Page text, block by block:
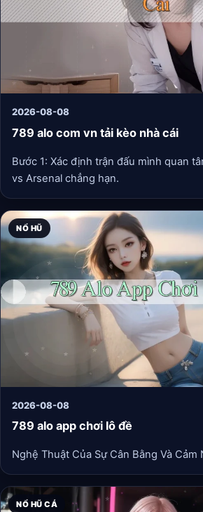
2026-08-08
789 alo com vn tải kèo nhà cái
Bước 1: Xác định trận đấu mình quan
vs Arsenal chẳng hạn.
NỔ HŨ
2026-08-08
789 alo app chơi lô đề
Nghệ Thuật Của Sự Cân Bằng Và Cảm
NỔ HŨ CÁ